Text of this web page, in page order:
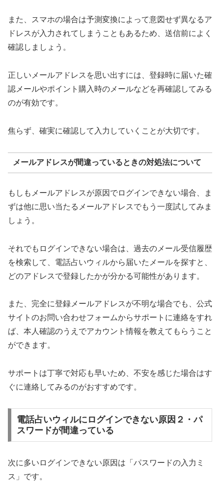
また、スマホの場合は予測変換によって意図せず異なるア
ドレスが入力されてしまうこともあるため、送信前によく
確認しましょう。
正しいメールアドレスを思い出すには、登録時に届いた確
認メールやポイント購入時のメールなどを再確認してみる
のが有効です。
焦らず、確実に確認して入力していくことが大切です。
メールアドレスが間違っているときの対処法について
もしもメールアドレスが原因でログインできない場合、ま
ずは他に思い当たるメールアドレスでもう一度試してみま
しょう。
それでもログインできない場合は、過去のメール受信履歴
を検索して、電話占いウィルから届いたメールを探すと、
どのアドレスで登録したかが分かる可能性があります。
また、完全に登録メールアドレスが不明な場合でも、公式
サイトのお問い合わせフォームからサポートに連絡をすれ
ば、本人確認のうえでアカウント情報を教えてもらうこと
ができます。
サポートは丁寧で対応も早いため、不安を感じた場合はす
ぐに連絡してみるのがおすすめです。
電話占いウィルにログインできない原因２・パ
スワードが間違っている
次に多いログインできない原因は「パスワードの入力ミ
ス」です。